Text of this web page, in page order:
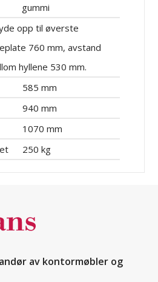
gummi
opp til øverste
760 mm, avstand
hyllene 530 mm.
585 mm
940 mm
1070 mm
250 kg
av kontormøbler og